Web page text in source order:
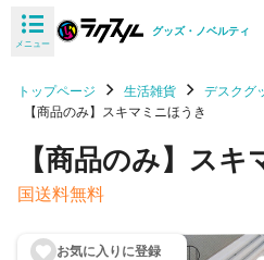
メニュー
グッズ・ノベルティ
トップページ 生活雑貨
デスクグ
【商品のみ】スキマミニほうき
【商品のみ】スキ
国送料無料
お気に入りに登録